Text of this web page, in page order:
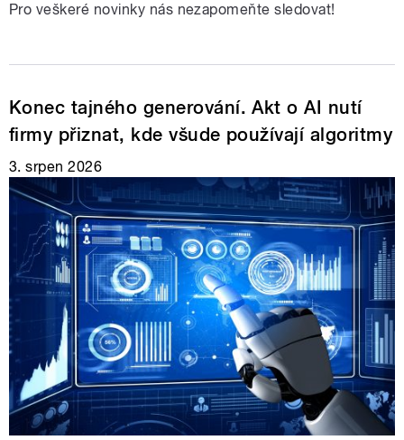
Pro veškeré novinky nás nezapomeňte sledovat!
Konec tajného generování. Akt o AI nutí
firmy přiznat, kde všude používají algoritmy
3. srpen 2026